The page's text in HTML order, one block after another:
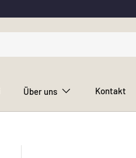
Über uns Kontakt